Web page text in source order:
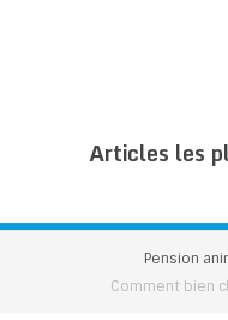
Articles les
Pension
Comment bien